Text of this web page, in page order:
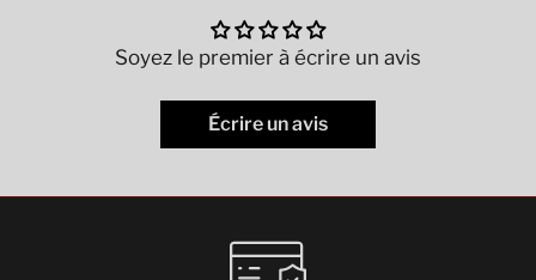
Soyez le premier à écrire un avis
Écrire un avis